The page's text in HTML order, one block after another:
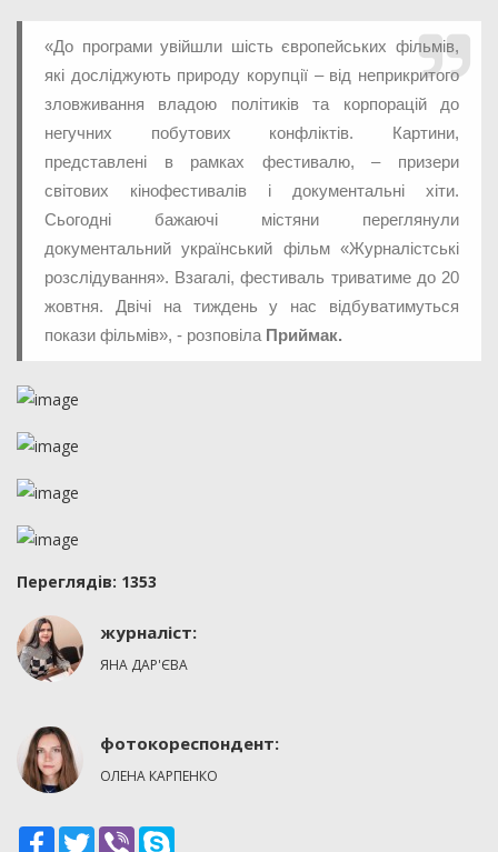
«До програми увійшли шість європейських фільмів,
які досліджують природу корупції – від неприкритого
зловживання владою політиків та корпорацій до
негучних побутових конфліктів. Картини,
представлені в рамках фестивалю, – призери
світових кінофестивалів і документальні хіти.
Сьогодні бажаючі містяни переглянули
документальний український фільм «Журналістські
розслідування». Взагалі, фестиваль триватиме до 20
жовтня. Двічі на тиждень у нас відбуватимуться
покази фільмів», - розповіла Приймак.
Переглядiв: 1353
журналіст:
ЯНА ДАР'ЄВА
фотокореспондент:
ОЛЕНА КАРПЕНКО
Facebook
TwitterViber